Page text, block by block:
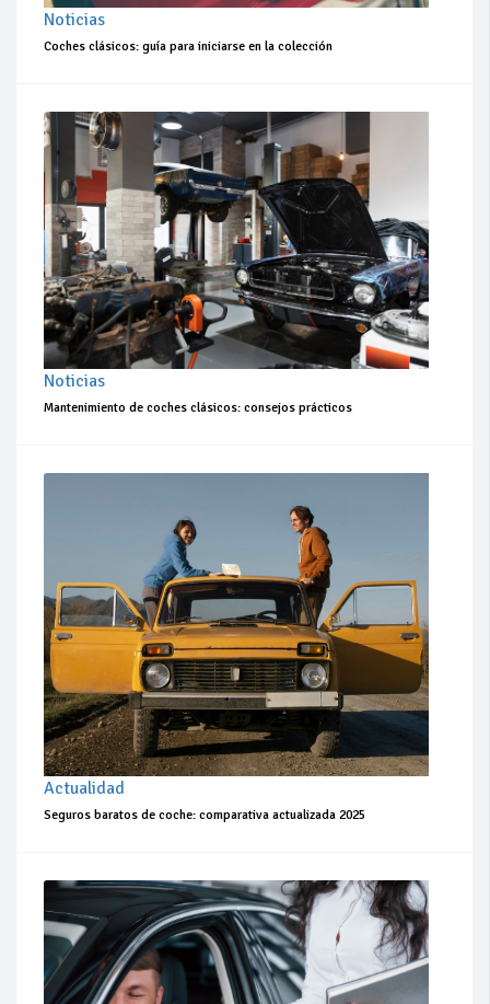
Noticias
Coches clásicos: guía para iniciarse en la colección
Noticias
Mantenimiento de coches clásicos: consejos prácticos
Actualidad
Seguros baratos de coche: comparativa actualizada 2025